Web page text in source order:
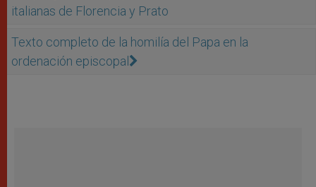
italianas de Florencia y Prato
Texto completo de la homilía del Papa en la
ordenación episcopal